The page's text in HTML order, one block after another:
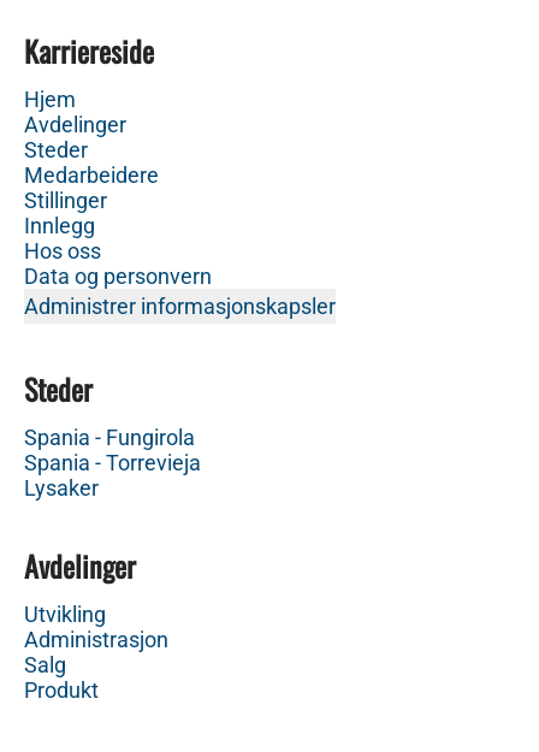
Karriereside
Hjem
Avdelinger
Steder
Medarbeidere
Stillinger
Innlegg
Hos oss
Data og personvern
Administrer informasjonskapsler
Steder
Spania - Fungirola
Spania - Torrevieja
Lysaker
Avdelinger
Utvikling
Administrasjon
Salg
Produkt